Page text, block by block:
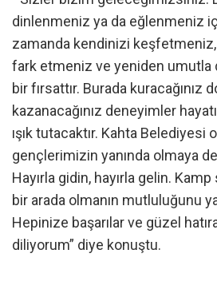
dinlenmeniz ya da eğlenmeniz
zamanda kendinizi
fark etmeniz ve yeniden umutla
bir fırsattır. Burada kuracağınız
kazanacağınız deneyimler
ışık tutacaktır. Kahta Belediyesi
gençlerimizin yanında olmaya
Hayırla gidin, hayırla gelin.
bir arada olmanın mutluluğunu
Hepinize başarılar ve güzel
diliyorum” diye konuştu.